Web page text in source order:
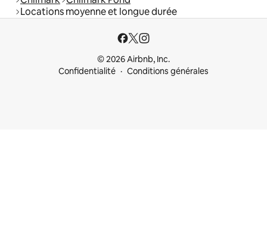
Locations moyenne et longue durée
© 2026 Airbnb, Inc.
Confidentialité
Conditions générales